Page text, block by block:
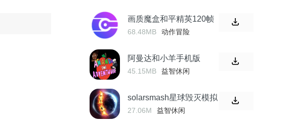
画质魔盒和平精英120帧
免费无任务
68.48MB 动作冒险
阿曼达和小羊手机版
45.15MB 益智休闲
solarsmash星球毁灭模拟
器
27.06M 益智休闲